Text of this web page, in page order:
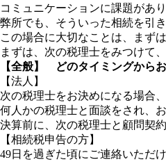
コミュニケーションに課題があ
弊所でも、そういった相続を引
この場合に大切なことは、まず
まずは、次の税理士をみつけて
【全般】 どのタイミングから
【法人】
次の税理士をお決めになる場合
何人かの税理士と面談をされ、
決算前に、次の税理士と顧問契
【相続税申告の方】
49日を過ぎた頃にご連絡いただ